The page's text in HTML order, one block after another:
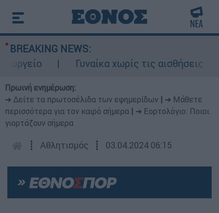
BREAKING NEWS:
Γυναίκα χωρίς τις αισθήσεις της
Πρωινή ενημέρωση:
➔ Δείτε τα πρωτοσέλιδα των εφημερίδων
➔ Μάθετε
περισσότερα για τον καιρό σήμερα
➔ Εορτολόγιο: Ποιοι
γιορτάζουν σήμερα
┋ Αθλητισμός ┋ 03.04.2024 06:15